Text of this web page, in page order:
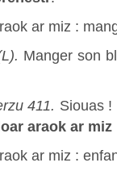
ar miz :
Manger son
411. Siouas
araok ar miz
ar miz :